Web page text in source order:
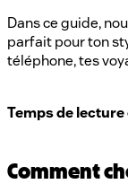
Dans ce guide,
parfait pour ton
téléphone, tes
Temps de
Comment